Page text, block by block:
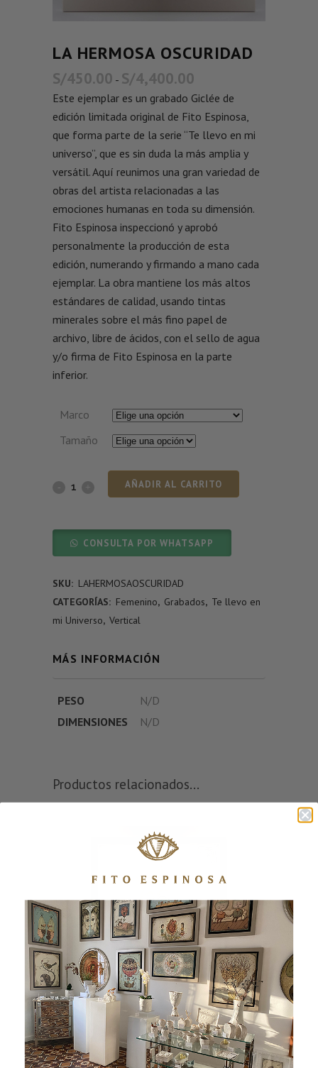
LA HERMOSA OSCURIDAD
S/450.00 - S/4,400.00
Este ejemplar es un grabado Giclée de
edición limitada original de Fito Espinosa,
que forma parte de la serie “Te llevo en mi
universo”, que es sin duda la más amplia y
versátil. Aquí reunimos una gran variedad de
obras del artista relacionadas a las
emociones humanas en toda su dimensión.
Fito Espinosa inspeccionó y aprobó
personalmente la producción de esta
edición, numerando y firmando a mano cada
ejemplar. La obra mantiene los más altos
estándares de calidad, usando tintas
minerales sobre el más fino papel de
archivo, libre de ácidos, con el sello de agua
y/o firma de Fito Espinosa en la parte
inferior.
Marco
Tamaño
AÑADIR AL CARRITO
CONSULTA POR WHATSAPP
SKU: LAHERMOSAOSCURIDAD
CATEGORÍAS: Femenino, Grabados, Te llevo en
mi Universo, Vertical
MÁS INFORMACIÓN
PESO
N/D
DIMENSIONES
N/D
Productos relacionados...
CON ESTRELLA